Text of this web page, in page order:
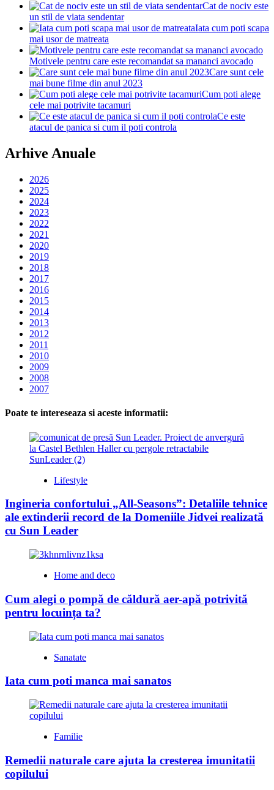
Cat de nociv este
un stil de viata sendentar
Iata cum poti scapa
mai usor de matreata
Motivele pentru care este recomandat sa mananci avocado
Care sunt cele
mai bune filme din anul 2023
Cum poti alege
cele mai potrivite tacamuri
Ce este
atacul de panica si cum il poti controla
Arhive Anuale
2026
2025
2024
2023
2022
2021
2020
2019
2018
2017
2016
2015
2014
2013
2012
2011
2010
2009
2008
2007
Poate te intereseaza si aceste informatii:
Lifestyle
Ingineria confortului „All-Seasons”: Detaliile tehnice
ale extinderii record de la Domeniile Jidvei realizată
cu Sun Leader
Home and deco
Cum alegi o pompă de căldură aer-apă potrivită
pentru locuința ta?
Sanatate
Iata cum poti manca mai sanatos
Familie
Remedii naturale care ajuta la cresterea imunitatii
copilului